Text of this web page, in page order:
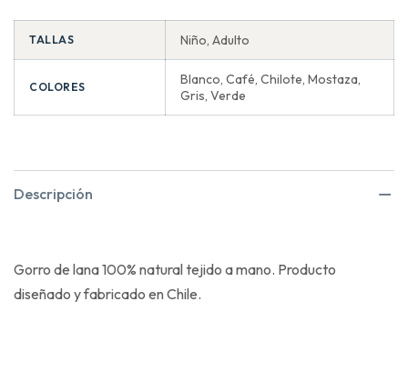
TALLAS Niño, Adulto
COLORES
Blanco, Café, Chilote, Mostaza,
Gris, Verde
Descripción
Gorro de lana 100% natural tejido a mano. Producto
diseñado y fabricado en Chile.